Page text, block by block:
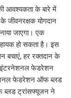
आवश्यकता के बारे में
जीवनरक्षक योगदान
जाएगा। एक
हो सकता है। इस
बचाएं, हर रक्तदान के
इंटरनेशनल फेडरेशन
फेडरेशन ऑफ ब्लड
ब्लड ट्रांसफ्यूजन ने